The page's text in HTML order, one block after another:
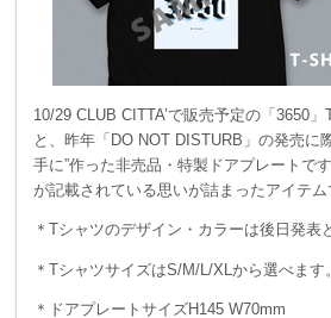
10/29 CLUB CITTA’で販売予定の「3650
と、昨年「DO NOT DISTURB」の発売に
手に”作った非売品・特製ドアプレートで
が記載されている思いが詰まったアイテム
＊Tシャツのデザイン・カラーは後日発表
＊TシャツサイズはS/M/L/XLから選べます。
＊ドアプレートサイズH145 W70mm